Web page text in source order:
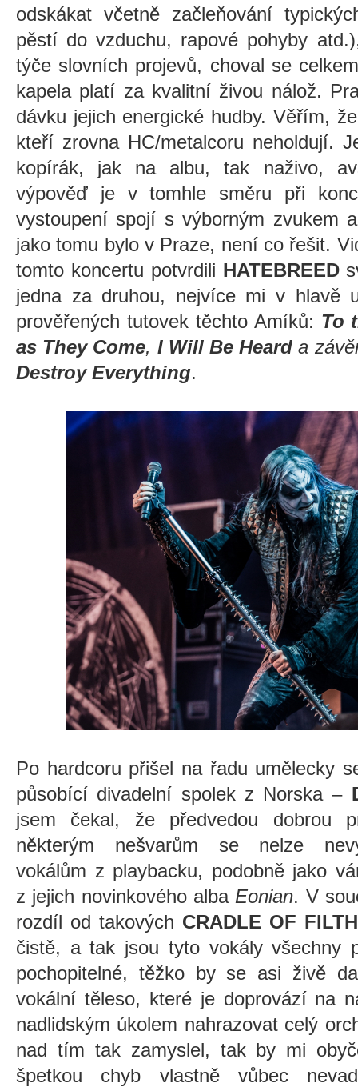
odskákat včetně začleňování
pěstí do vzduchu, rapové pohyby
týče slovních projevů, choval se
kapela platí za kvalitní živou nálož.
dávku jejich energické hudby. Věřím,
kteří zrovna HC/metalcoru neholdují.
kopírák, jak na albu, tak naživo,
výpověď je v tomhle směru při
vystoupení spojí s výborným zvukem
jako tomu bylo v Praze, není co řešit.
tomto koncertu potvrdili HATEBREED
jedna za druhou, nejvíce mi v hlavě
prověřených tutovek těchto Amíků: To
as They Come, I Will Be Hearda
Destroy Everything.
Po hardcoru přišel na řadu umělecky
působící divadelní spolek z Norska –
jsem čekal, že předvedou dobrou
některým nešvarům se nelze
vokálům z playbacku, podobně jako
z jejich novinkového alba Eonian. V
rozdíl od takových CRADLE OF FILTH
čistě, a tak jsou tyto vokály všechny
pochopitelné, těžko by se asi živě
vokální těleso, které je doprovází na
nadlidským úkolem nahrazovat celý
nad tím tak zamyslel, tak by mi
špetkou chyb vlastně vůbec